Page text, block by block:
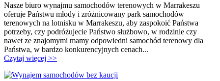
Nasze biuro wynajmu samochodów terenowych w Marrakeszu
oferuje Państwu młody i zróżnicowany park samochodów
terenowych na lotnisku w Marrakeszu, aby zaspokoić Państwa
potrzeby, czy podróżujecie Państwo służbowo, w rodzinie czy
nawet ze znajomymi mamy odpowiedni samochód terenowy dla
Państwa, w bardzo konkurencyjnych cenach...
Czytaj więcej >>